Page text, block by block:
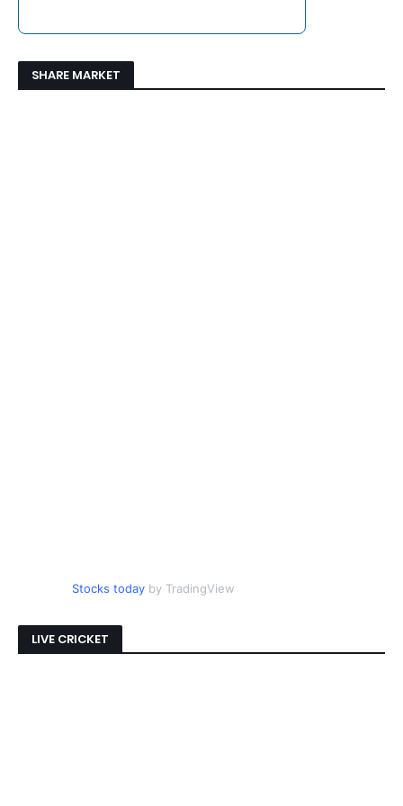
SHARE MARKET
Stocks todayby TradingView
LIVE CRICKET